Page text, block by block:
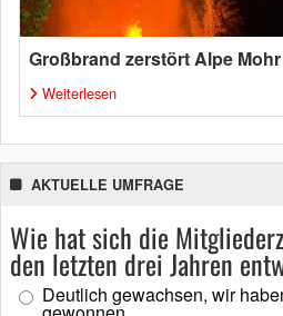
Großbrand zerstört Alpe Mohr
Weiterlesen
AKTUELLE UMFRAGE
Wie hat sich die
den letzten drei Jahren
Deutlich gewachsen, wir